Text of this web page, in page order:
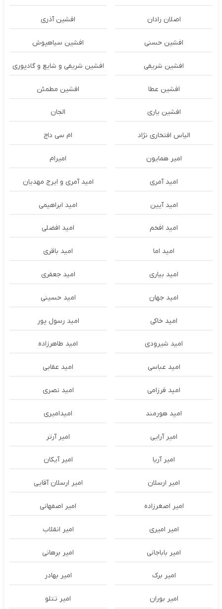
اصلان رادان افشین آذری
افشین حسنی افشین سیاهپوش
افشین شریفی افشین شریفی و شایع و گادپوری
افشین عطا افشین مطمئن
افشین یاری الجان
الیاس افتخاری نژاد ام سی داج
امير همايون اميرام
امید آمری امید آمری و ایرج مهدیان
امید آیین امید ابراهیمی
امید افخم امید افضلی
امید اما امید باقری
امید بیاری امید جعفری
امید جهان امید حسینی
امید خاکی امید رسول پور
امید شیرودی امید طاهرزاده
امید عباسی امید عقابی
امید فرزامی امید نصری
امید هورمند امیدامیری
امیر آرایی امیر آرتر
امیر آریا امیر آیکان
امیر ارسلان امیر ارسلان آقایی
امیر اصغرزاده امیر اصفهانی
امیر امیری امیر انقلاب
امیر باباجانی امیر برهانی
امیر برک امیر بهادر
امیر بوران امیر تتلو